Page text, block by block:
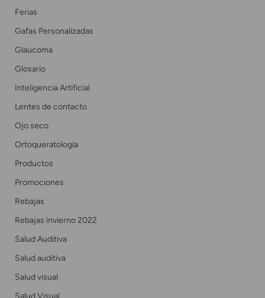
Ferias
Gafas Personalizadas
Glaucoma
Glosario
Inteligencia Artificial
Lentes de contacto
Ojo seco
Ortoqueratología
Productos
Promociones
Rebajas
Rebajas invierno 2022
Salud Auditiva
Salud auditiva
Salud visual
Salud Visual